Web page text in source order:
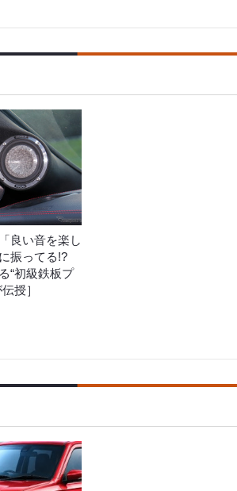
良い音を楽し
振ってる!?
“初級鉄板プ
授］